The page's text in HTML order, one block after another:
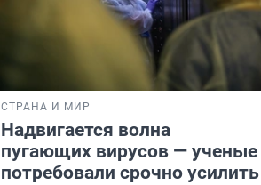
СТРАНА И МИР
Надвигается волна
пугающих вирусов — ученые
потребовали срочно усилить